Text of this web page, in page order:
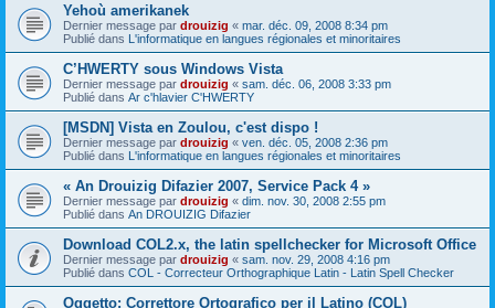
Yehoù amerikanek
Dernier message par drouizig « mar. déc. 09, 2008 8:34 pm
Publié dans L'informatique en langues régionales et minoritaires
C’HWERTY sous Windows Vista
Dernier message par drouizig « sam. déc. 06, 2008 3:33 pm
Publié dans Ar c'hlavier C'HWERTY
[MSDN] Vista en Zoulou, c'est dispo !
Dernier message par drouizig « ven. déc. 05, 2008 2:36 pm
Publié dans L'informatique en langues régionales et minoritaires
« An Drouizig Difazier 2007, Service Pack 4 »
Dernier message par drouizig « dim. nov. 30, 2008 2:55 pm
Publié dans An DROUIZIG Difazier
Download COL2.x, the latin spellchecker for Microsoft Office
Dernier message par drouizig « sam. nov. 29, 2008 4:16 pm
Publié dans COL - Correcteur Orthographique Latin - Latin Spell Checker
Oggetto: Correttore Ortografico per il Latino (COL)